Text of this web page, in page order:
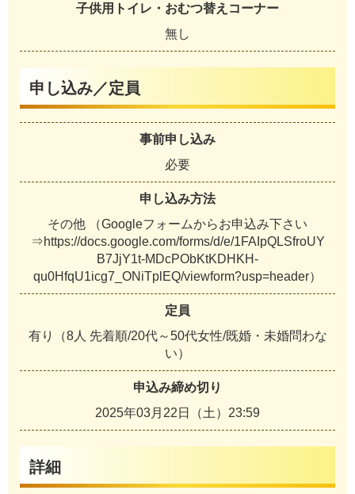
子供用トイレ・おむつ替えコーナー
無し
申し込み／定員
事前申し込み
必要
申し込み方法
その他 （Googleフォームからお申込み下さい
⇒https://docs.google.com/forms/d/e/1FAIpQLSfroUY
B7JjY1t-MDcPObKtKDHKH-
qu0HfqU1icg7_ONiTplEQ/viewform?usp=header）
定員
有り（8人 先着順/20代～50代女性/既婚・未婚問わな
い）
申込み締め切り
2025年03月22日（土）23:59
詳細